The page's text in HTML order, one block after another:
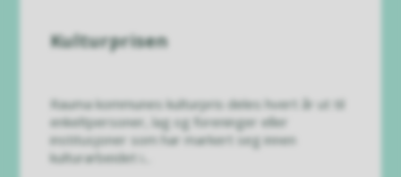
Kulturprisen
Rauma kommunes kulturpris deles hvert år ut til
enkeltpersoner, lag og foreninger eller
institusjoner som har markert seg innen
kulturarbeidet i...